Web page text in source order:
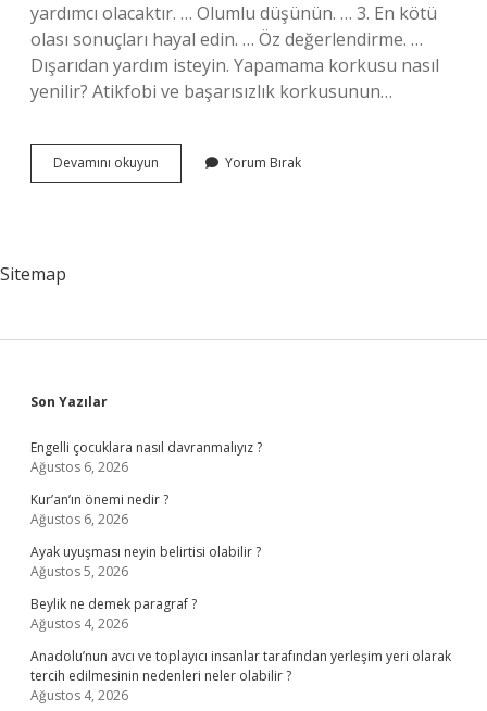
yardımcı olacaktır. … Olumlu düşünün. … 3. En kötü
olası sonuçları hayal edin. … Öz değerlendirme. …
Dışarıdan yardım isteyin. Yapamama korkusu nasıl
yenilir? Atikfobi ve başarısızlık korkusunun…
Devamını okuyun Başarısızlıktan
Korkan
Yorum Bırak
Sitemap
Sidebar
Son Yazılar
Engelli çocuklara nasıl davranmalıyız ?
Ağustos 6, 2026
Kur’an’ın önemi nedir ?
Ağustos 6, 2026
Ayak uyuşması neyin belirtisi olabilir ?
Ağustos 5, 2026
Beylik ne demek paragraf ?
Ağustos 4, 2026
Anadolu’nun avcı ve toplayıcı insanlar tarafından yerleşim yeri olarak
tercih edilmesinin nedenleri neler olabilir ?
Ağustos 4, 2026